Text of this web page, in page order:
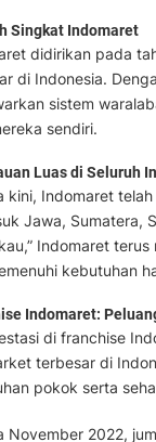
Singkat Indomaret
didirikan pada
di Indonesia.
sistem
sendiri.
Luas di Seluruh
kini, Indomaret
Jawa, Sumatera,
Indomaret
kebutuhan
Indomaret:
di franchise
terbesar di
pokok serta
November 2022,